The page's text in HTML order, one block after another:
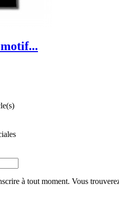
à tout moment. Vous